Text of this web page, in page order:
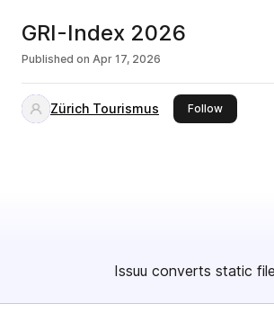
GRI-Index 2026
Published on Apr 17, 2026
Zürich Tourismus Followthis
Issuu converts static